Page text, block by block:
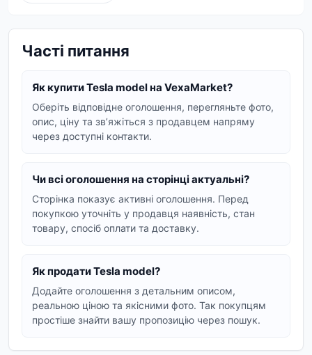
собі передові технології, вражаючу динаміку та
Чому варто обрати Tesla Model?
миттєвим прискоренням та тихою їздою
завдяки передовим електродвигунам.
Сучасний дизайн: Мінімалістичний та
футуристичний зовнішній вигляд, який
Технології майбутнього:Інноваційні
системи автопілота, великий сенсорний
екран та постійні оновлення програмного
забезпечення.
речовин роблять Tesla Model чудовим
вибором для турботи про довкілля.
Ми пропонуємо автомобілі Tesla Model,
Часті питання
Як купити Tesla model на VexaMarket?
Оберіть відповідне оголошення, перегляньте фото,
опис, ціну та звʼяжіться з продавцем напряму
через доступні контакти.
Чи всі оголошення на сторінці актуальні?
Сторінка показує активні оголошення. Перед
покупкою уточніть у продавця наявність, стан
товару, спосіб оплати та доставку.
Як продати Tesla model?
Додайте оголошення з детальним описом,
реальною ціною та якісними фото. Так покупцям
простіше знайти вашу пропозицію через пошук.